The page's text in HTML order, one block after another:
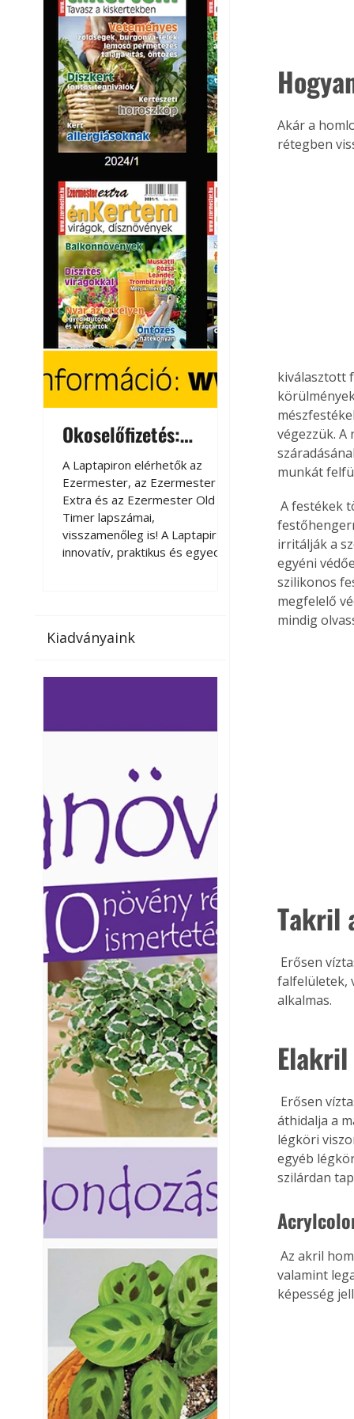
Okoselőfizetés:
Ezermester Extra
A Laptapiron elérhetők az
Ezermester, az Ezermester
Extra és az Ezermester Old
Timer lapszámai,
visszamenőleg is! A Laptapir új,
innovatív, praktikus és egyedi
az otthonában, útközben vagy
elérhetők lapszámaink. Bárhol,
Okoselőfizetés
A Laptapiron
Ezermester, az
Extra és az
Timer lapszámai,
visszamenőleg is! A
innovatív, praktikus
megoldás a
magazinok digitális
számítógépen,
vagy táblagépen.
Kiadványaink
Akár a
rétegben
kiválasztott
végezzük.
munkát
A festékek többségét felhordhatjuk modern hosszúszőrű teddy-hengerrel, vagy textil
irritálják a
egyéni
szilikonos
megfelelő
mindig
Takril
falfelületek,
alkalmas.
áthidalja a
légköri
egyéb
szilárdan
Az akril homlokzatfesték alkalmas sima, finoman vakolt és finoman kiegyenlített,
valamint
képesség